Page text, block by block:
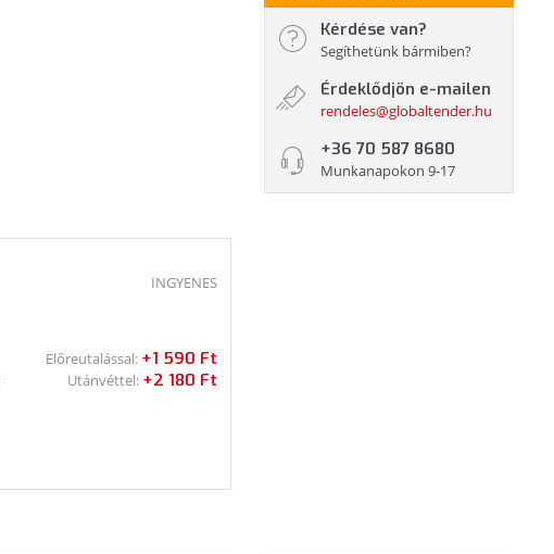
INGYENES
Előreutalással: +1 590 Ft
Utánvéttel: +2 180 Ft
Kérdése van?
Segíthetünk bármiben?
Érdeklődjön e-mailen
rendeles@globaltender.hu
+36 70 587 8680
Munkanapokon 9-17